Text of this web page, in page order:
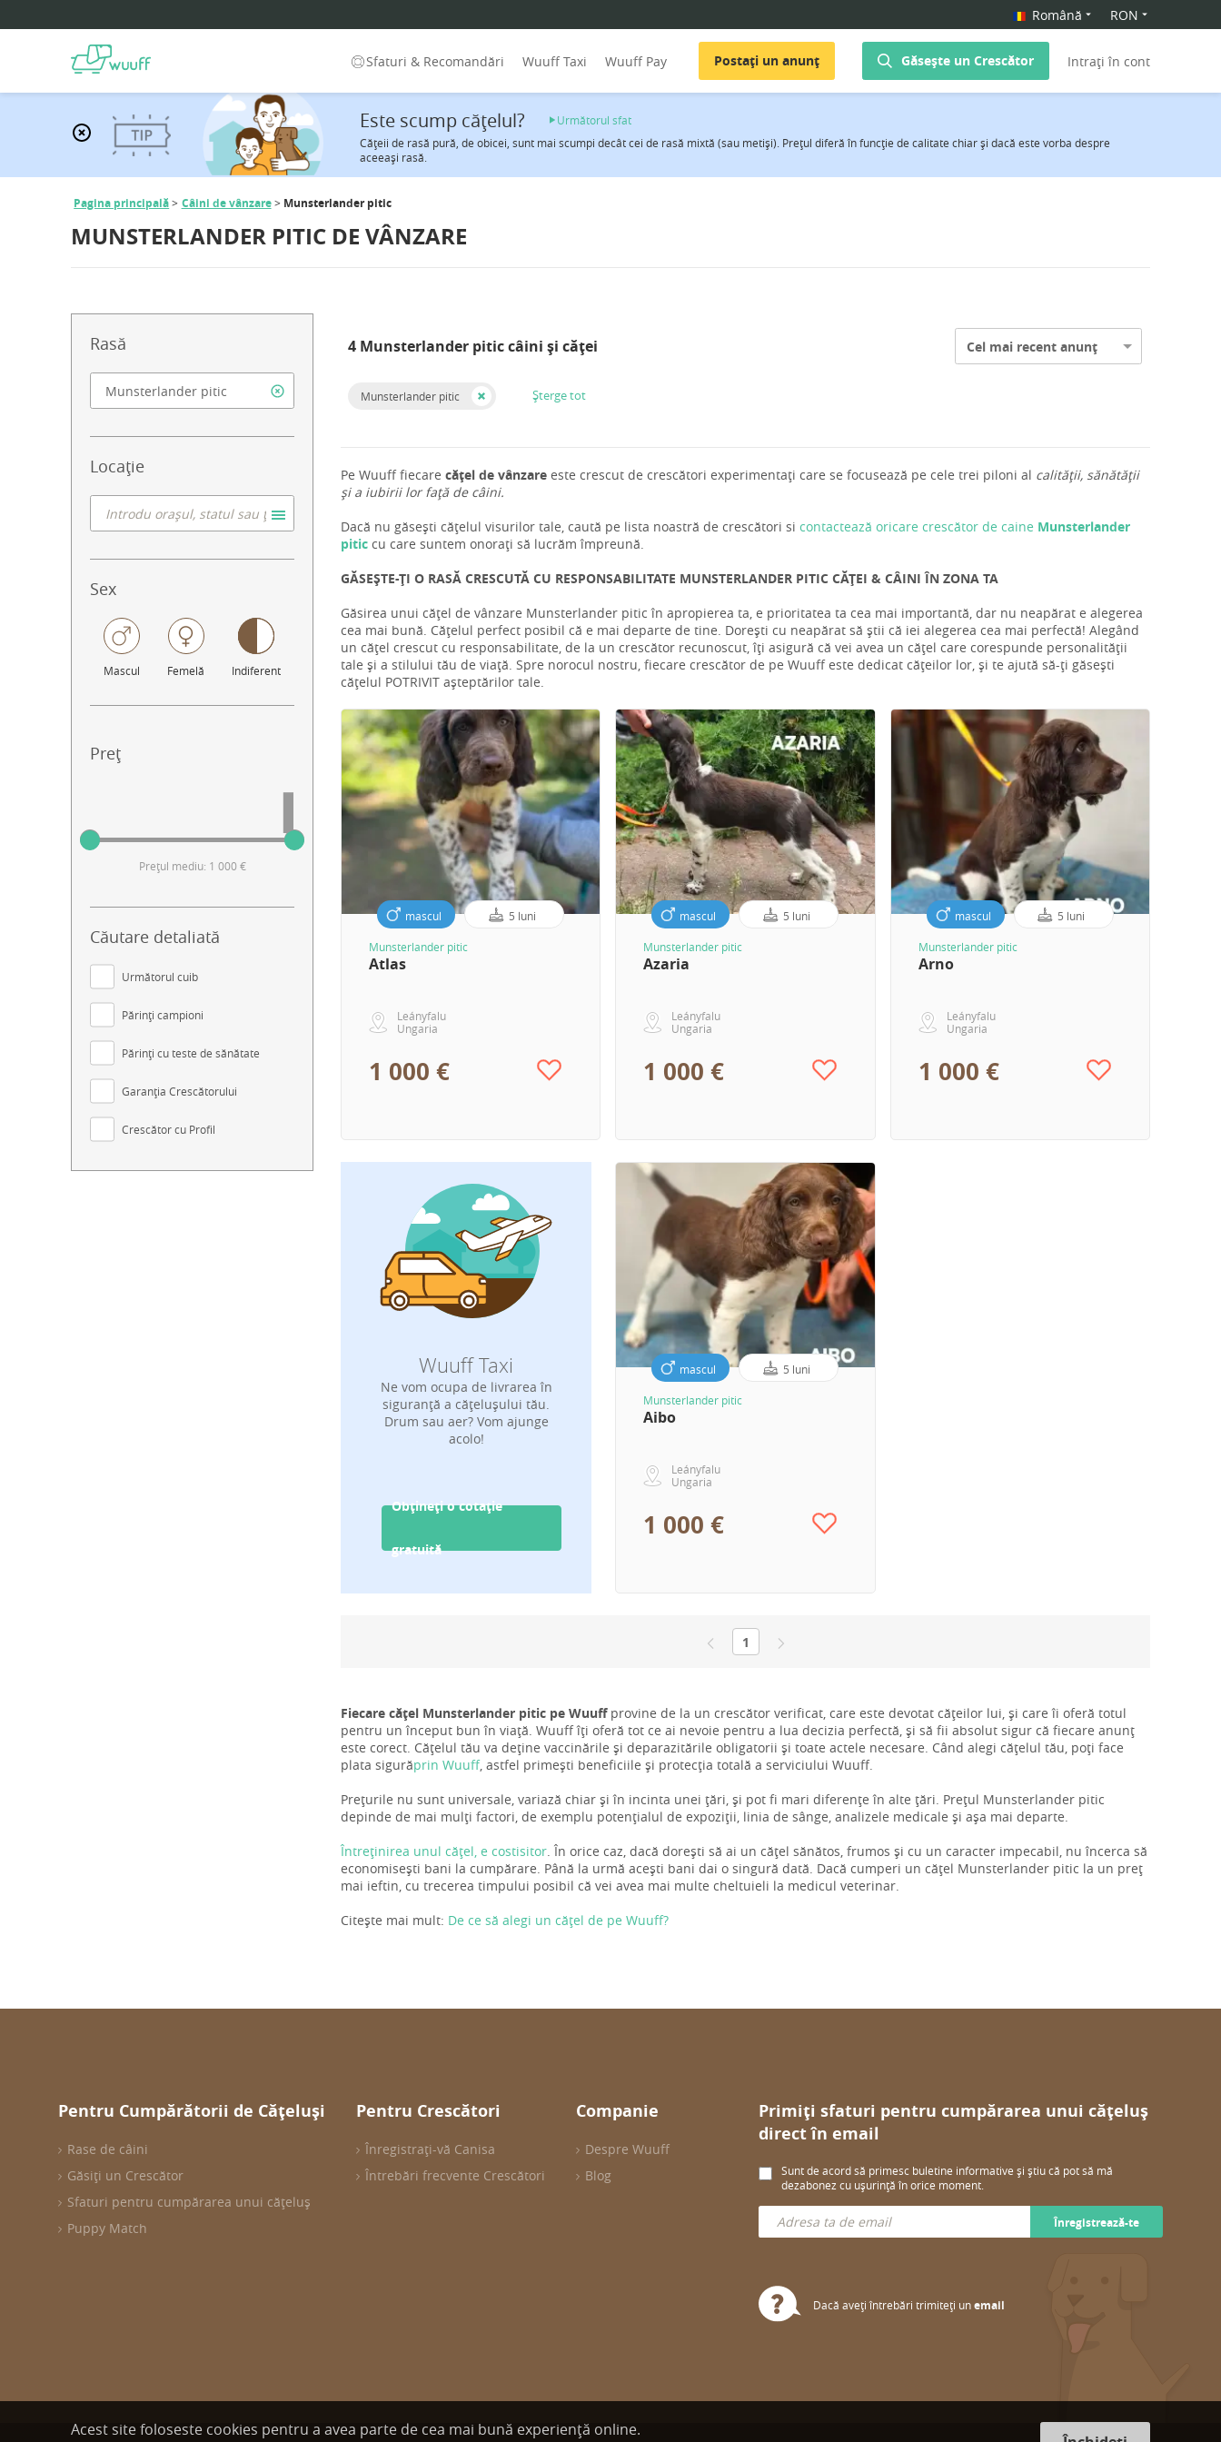
Română RON
Sfaturi & Recomandări Wuuff Taxi Wuuff Pay Postați un anunț Găsește un Crescător Intrați în cont
Este scump căţelul?
Următorul sfat
Căţeii de rasă pură, de obicei, sunt mai scumpi decât cei de rasă mixtă (sau metiși). Preţul diferă în funcţie de calitate chiar şi dacă este vorba despre
aceeaşi rasă.
Pagina principală Câini de vânzare Munsterlander pitic
MUNSTERLANDER PITIC DE VÂNZARE
Rasă
Locație
Sex
Mascul Femelă Indiferent
Preț
Prețul mediu: 1 000 €
Căutare detaliată
Următorul cuib
Părinți campioni
Părinți cu teste de sănătate
Garanția Crescătorului
Crescător cu Profil
4 Munsterlander pitic câini și căței Cel mai recent anunț
Munsterlander pitic Șterge tot
Pe Wuuff fiecare cățel de vânzare este crescut de crescători experimentați care se focusează pe cele trei piloni al calității, sănătății
și a iubirii lor față de câini.
Dacă nu găsești cățelul visurilor tale, caută pe lista noastră de crescători si contactează oricare crescător de caine Munsterlander
pitic cu care suntem onorați să lucrăm împreună.
GĂSEȘTE-ȚI O RASĂ CRESCUTĂ CU RESPONSABILITATE MUNSTERLANDER PITIC CĂȚEI & CÂINI ÎN ZONA TA
Găsirea unui cățel de vânzare Munsterlander pitic în apropierea ta, e prioritatea ta cea mai importantă, dar nu neapărat e alegerea
cea mai bună. Cățelul perfect posibil că e mai departe de tine. Dorești cu neapărat să știi că iei alegerea cea mai perfectă! Alegând
un cățel crescut cu responsabilitate, de la un crescător recunoscut, îți asigură că vei avea un cățel care corespunde personalității
tale și a stilului tău de viață. Spre norocul nostru, fiecare crescător de pe Wuuff este dedicat cățeilor lor, și te ajută să-ți găsești
cățelul POTRIVIT așteptărilor tale.
mascul 5 luni
Munsterlander pitic
Atlas
Leányfalu
Ungaria
1 000 €
mascul 5 luni
Munsterlander pitic
Azaria
Leányfalu
Ungaria
1 000 €
mascul 5 luni
Munsterlander pitic
Arno
Leányfalu
Ungaria
1 000 €
Wuuff Taxi
Ne vom ocupa de livrarea în
siguranță a cățelușului tău.
Drum sau aer? Vom ajunge
acolo!
Obțineți o cotație
gratuită
mascul 5 luni
Munsterlander pitic
Aibo
Leányfalu
Ungaria
1 000 €
1
Fiecare cățel Munsterlander pitic pe Wuuffprovine de la un crescător verificat, care este devotat cățeilor lui, și care îi oferă totul
pentru un început bun în viață. Wuuff îți oferă tot ce ai nevoie pentru a lua decizia perfectă, și să fii absolut sigur că fiecare anunț
este corect. Cățelul tău va deține vaccinările și deparazitările obligatorii și toate actele necesare. Când alegi cățelul tău, poți face
plata sigurăprin Wuuff, astfel primești beneficiile și protecția totală a serviciului Wuuff.
Prețurile nu sunt universale, variază chiar și în incinta unei țări, și pot fi mari diferențe în alte țări. Prețul Munsterlander pitic
depinde de mai mulți factori, de exemplu potențialul de expoziții, linia de sânge, analizele medicale și așa mai departe.
Întreținirea unul cățel, e costisitor. În orice caz, dacă dorești să ai un cățel sănătos, frumos și cu un caracter impecabil, nu încerca să
economisești bani la cumpărare. Până la urmă acești bani dai o singură dată. Dacă cumperi un cățel Munsterlander pitic la un preț
mai ieftin, cu trecerea timpului posibil că vei avea mai multe cheltuieli la medicul veterinar.
Citește mai mult: De ce să alegi un cățel de pe Wuuff?
Pentru Cumpărătorii de Cățeluși
Rase de câini
Găsiți un Crescător
Sfaturi pentru cumpărarea unui cățeluș
Puppy Match
Pentru Crescători
Înregistrați-vă Canisa
Întrebări frecvente Crescători
Companie
Despre Wuuff
Blog
Primiți sfaturi pentru cumpărarea unui cățeluș
direct în email
Sunt de acord să primesc buletine informative și știu că pot să mă
dezabonez cu ușurință în orice moment.
Înregistrează-te
Dacă aveți întrebări trimiteți unemail
Acest site foloseste cookies pentru a avea parte de cea mai bună experiență online.